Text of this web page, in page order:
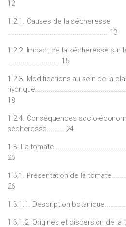
12
1.2.1. Causes de la sécheresse
.................................................... 13
1.2.2. Impact de la sécheresse sur
........................... 15
1.2.3. Modifications au sein de la
18
1.2.4. Conséquences socio-
sécheresse......... 24
1.3. La tomate
26
1.3.1. Présentation de la
26
1.3.1.1. Description
1.3.1.2. Origines et dispersion de la